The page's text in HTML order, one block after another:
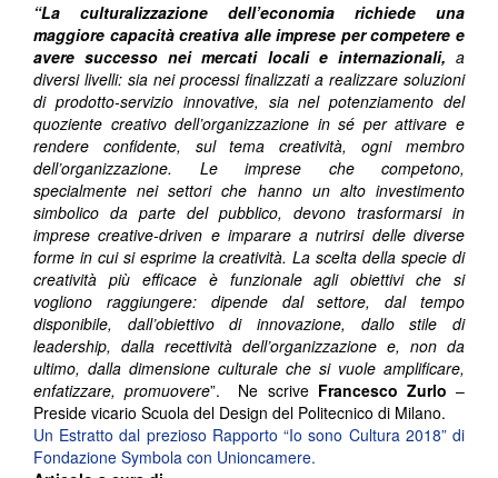
“La culturalizzazione dell’economia richiede una
maggiore capacità creativa alle imprese per competere e
avere successo nei mercati locali e internazionali, a
diversi livelli: sia nei processi finalizzati a realizzare soluzioni
di prodotto-servizio innovative, sia nel potenziamento del
quoziente creativo dell’organizzazione in sé per attivare e
rendere confidente, sul tema creatività, ogni membro
dell’organizzazione. Le imprese che competono,
specialmente nei settori che hanno un alto investimento
simbolico da parte del pubblico, devono trasformarsi in
imprese creative-driven e imparare a nutrirsi delle diverse
forme in cui si esprime la creatività. La scelta della specie di
creatività più efficace è funzionale agli obiettivi che si
vogliono raggiungere: dipende dal settore, dal tempo
disponibile, dall’obiettivo di innovazione, dallo stile di
leadership, dalla recettività dell’organizzazione e, non da
ultimo, dalla dimensione culturale che si vuole amplificare,
enfatizzare, promuovere”. Ne scrive Francesco Zurlo –
Preside vicario Scuola del Design del Politecnico di Milano.
Un Estratto dal prezioso Rapporto “Io sono Cultura 2018” di
Fondazione Symbola con Unioncamere.